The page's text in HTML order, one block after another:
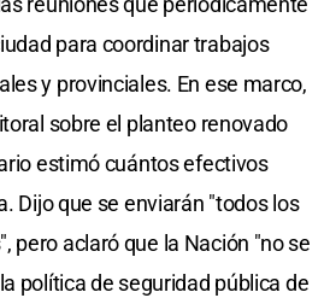
para coordinar trabajos
y provinciales. En ese marco,
sobre el planteo renovado
estimó cuántos efectivos
Dijo que se enviarán "todos los
pero aclaró que la Nación "no se
política de seguridad pública de